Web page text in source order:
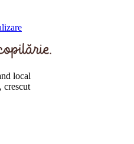
local
crescut